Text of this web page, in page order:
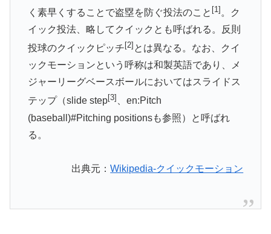
く素早くすることで盗塁を防ぐ投法のこと [1] 。ク
イック投法、略してクイックとも呼ばれる。反則
投球のクイックピッチ [2] とは異なる。なお、クイ
ックモーションという呼称は和製英語であり、メ
ジャーリーグベースボールにおいてはスライドス
テップ（slide step[3] 、en:Pitch
(baseball)#Pitching positionsも参照）と呼ばれ
る。
出典元：Wikipedia-クイックモーション